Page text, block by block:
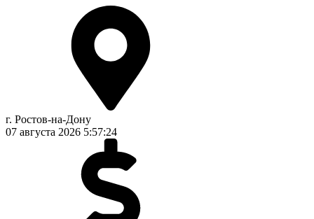
г. Ростов-на-Дону
07 августа 2026 5:57:24